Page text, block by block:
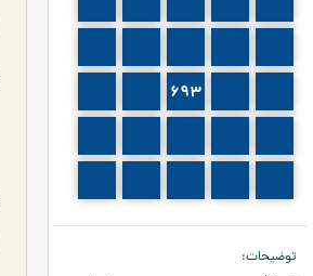
693
توضیحات